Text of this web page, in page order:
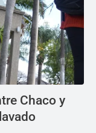
Chaco y